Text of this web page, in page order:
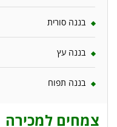
בננה סורית
בננה עץ
בננה תפוח
צמחים למכירה